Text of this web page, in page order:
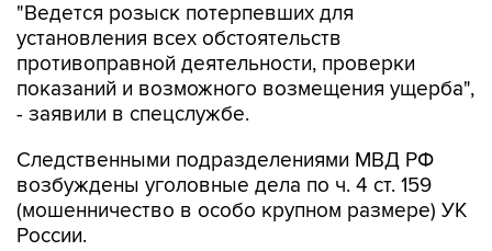
"Ведется розыск потерпевших для
установления всех обстоятельств
противоправной деятельности, проверки
показаний и возможного возмещения ущерба",
- заявили в спецслужбе.
Следственными подразделениями МВД РФ
возбуждены уголовные дела по ч. 4 ст. 159
(мошенничество в особо крупном размере) УК
России.